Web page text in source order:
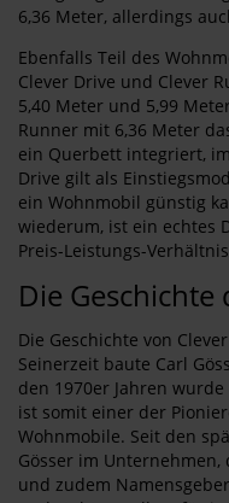
6,36 Meter, allerdings
Ebenfalls Teil des
Clever Drive und Clever
5,40 Meter und 5,99
Runner mit 6,36 Meter
ein Querbett integriert,
Drive gilt als
ein Wohnmobil günstig
wiederum, ist ein echtes
Preis-Leistungs-
Die
Die Geschichte von
Seinerzeit baute Carl
den 1970er Jahren
ist somit einer der
Wohnmobile. Seit den
Gösser im Unternehmen,
und zudem